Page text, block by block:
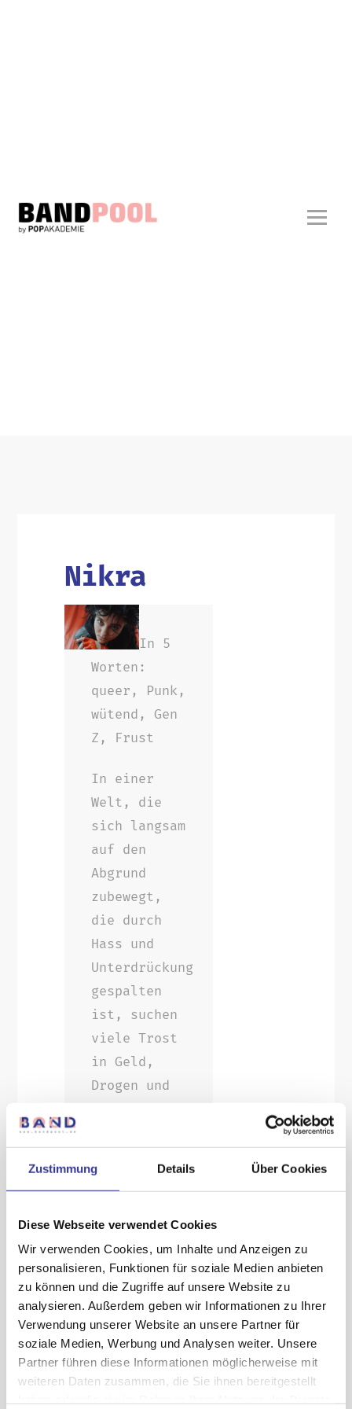
Zustimmung Details Über Cookies
Diese Webseite verwendet Cookies
Wir verwenden Cookies, um Inhalte und Anzeigen zu
personalisieren, Funktionen für soziale Medien anbieten
zu können und die Zugriffe auf unsere Website zu
analysieren. Außerdem geben wir Informationen zu Ihrer
Verwendung unserer Website an unsere Partner für
soziale Medien, Werbung und Analysen weiter. Unsere
Partner führen diese Informationen möglicherweise mit
weiteren Daten zusammen, die Sie ihnen bereitgestellt
Nikra
In 5
Worten:
queer, Punk,
wütend, Gen
Z, Frust
In einer
Welt, die
sich langsam
auf den
Abgrund
zubewegt,
die durch
Hass und
Unterdrückung
gespalten
ist, suchen
viele Trost
in Geld,
Drogen und
Mittelstand
resigniert
und
unpolitisch,
die Punks
sind alt
geworden und
haben ihre